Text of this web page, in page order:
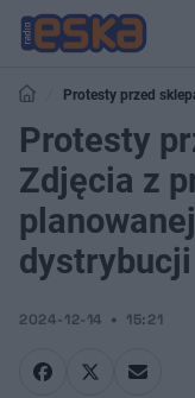
Protesty przed
budowie centrum
Protesty
Zdjęcia z
dystrybucji
2024-12-14 15:21